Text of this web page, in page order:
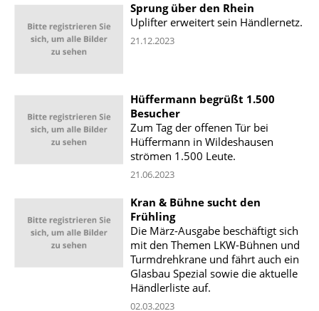
Sprung über den Rhein
Uplifter erweitert sein Händlernetz.
21.12.2023
Hüffermann begrüßt 1.500
Besucher
Zum Tag der offenen Tür bei
Hüffermann in Wildeshausen
strömen 1.500 Leute.
21.06.2023
Kran & Bühne sucht den
Frühling
Die März-Ausgabe beschäftigt sich
mit den Themen LKW-Bühnen und
Turmdrehkrane und fährt auch ein
Glasbau Spezial sowie die aktuelle
Händlerliste auf.
02.03.2023